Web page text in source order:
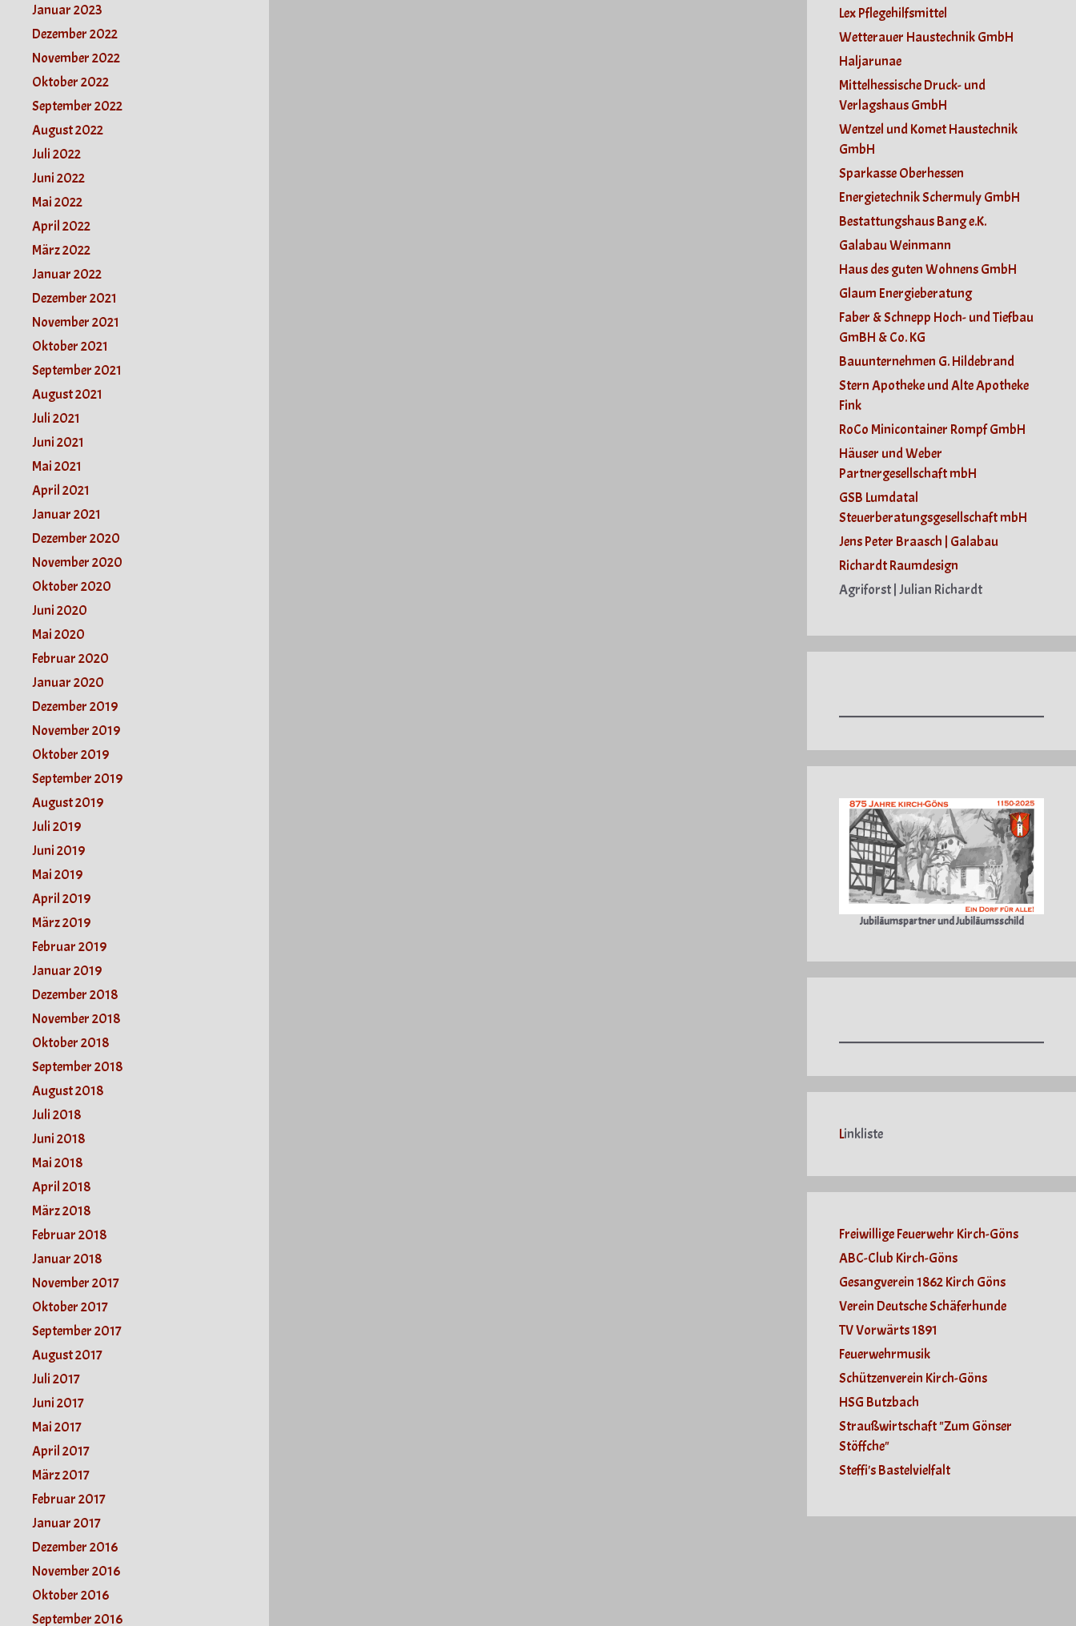
Januar 2023
Dezember 2022
November 2022
Oktober 2022
September 2022
August 2022
Juli 2022
Juni 2022
Mai 2022
April 2022
März 2022
Januar 2022
Dezember 2021
November 2021
Oktober 2021
September 2021
August 2021
Juli 2021
Juni 2021
Mai 2021
April 2021
Januar 2021
Dezember 2020
November 2020
Oktober 2020
Juni 2020
Mai 2020
Februar 2020
Januar 2020
Dezember 2019
November 2019
Oktober 2019
September 2019
August 2019
Juli 2019
Juni 2019
Mai 2019
April 2019
März 2019
Februar 2019
Januar 2019
Dezember 2018
November 2018
Oktober 2018
September 2018
August 2018
Juli 2018
Juni 2018
Mai 2018
April 2018
März 2018
Februar 2018
Januar 2018
November 2017
Oktober 2017
September 2017
August 2017
Juli 2017
Juni 2017
Mai 2017
April 2017
März 2017
Februar 2017
Januar 2017
Dezember 2016
November 2016
Oktober 2016
September 2016
Lex Pflegehilfsmittel
Wetterauer Haustechnik GmbH
Haljarunae
Mittelhessische Druck- und
Verlagshaus GmbH
Wentzel und Komet Haustechnik
GmbH
Sparkasse Oberhessen
Energietechnik Schermuly GmbH
Bestattungshaus Bang e.K.
Galabau Weinmann
Haus des guten Wohnens GmbH
Glaum Energieberatung
Faber & Schnepp Hoch- und Tiefbau
GmBH & Co. KG
Bauunternehmen G. Hildebrand
Stern Apotheke und Alte Apotheke
Fink
RoCo Minicontainer Rompf GmbH
Häuser und Weber
Partnergesellschaft mbH
GSB Lumdatal
Steuerberatungsgesellschaft mbH
Jens Peter Braasch | Galabau
Richardt Raumdesign
Agriforst | Julian Richardt
Jubiläumspartner und Jubiläumsschild
Linkliste
Freiwillige Feuerwehr Kirch-Göns
ABC-Club Kirch-Göns
Gesangverein 1862 Kirch Göns
Verein Deutsche Schäferhunde
TV Vorwärts 1891
Feuerwehrmusik
Schützenverein Kirch-Göns
HSG Butzbach
Straußwirtschaft "Zum Gönser
Stöffche"
Steffi's Bastelvielfalt